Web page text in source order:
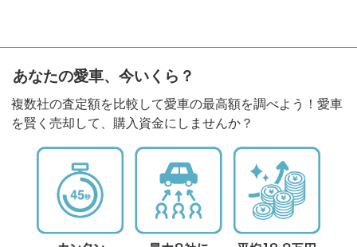
あなたの愛車、今いくら？
複数社の査定額を比較して愛車の最高額を調べよう！愛車
を賢く売却して、購入資金にしませんか？